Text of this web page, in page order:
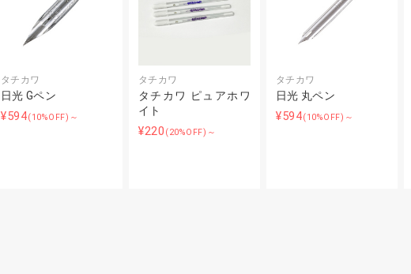
タチカワ
日光 Gペン
¥594(10%OFF)～
タチカワ
タチカワ ピュアホワ
イト
¥220 (20%OFF)～
タチカワ
日光 丸ペン
¥594(10%OFF)～